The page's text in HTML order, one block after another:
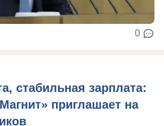
0
стабильная зарплата:
приглашает на